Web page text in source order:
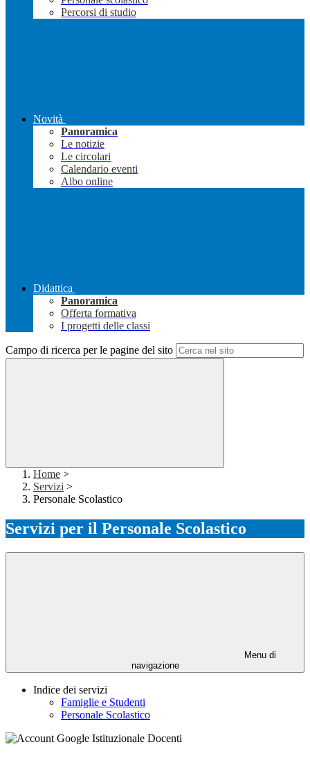
Percorsi di studio
Novità
Panoramica
Le notizie
Le circolari
Calendario eventi
Albo online
Didattica
Panoramica
Offerta formativa
I progetti delle classi
Campo di ricerca per le pagine del sito
Home >
Servizi >
Personale Scolastico
Servizi per il Personale Scolastico
Menu di
navigazione
Indice dei servizi
Famiglie e Studenti
Personale Scolastico